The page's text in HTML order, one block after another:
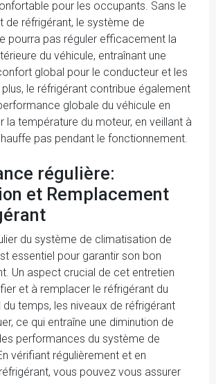
pour les occupants. Sans le
de réfrigérant, le système de
pourra pas réguler efficacement la
du véhicule, entraînant une
global pour le conducteur et les
le réfrigérant contribue également
globale du véhicule en
la température du moteur, en veillant à
pas pendant le fonctionnement.
régulière:
et Remplacement
du système de climatisation de
essentiel pour garantir son bon
Un aspect crucial de cet entretien
et à remplacer le réfrigérant du
temps, les niveaux de réfrigérant
ce qui entraîne une diminution de
performances du système de
vérifiant régulièrement et en
vous pouvez vous assurer